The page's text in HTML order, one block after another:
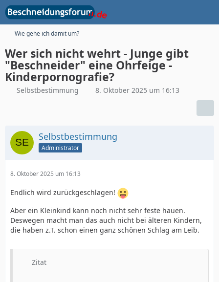
Wie gehe ich damit um?
Wer sich nicht wehrt - Junge gibt
"Beschneider" eine Ohrfeige -
Kinderpornografie?
Selbstbestimmung 8. Oktober 2025 um 16:13
Selbstbestimmung
Administrator
8. Oktober 2025 um 16:13
Endlich wird zurückgeschlagen!
Aber ein Kleinkind kann noch nicht sehr feste hauen.
Deswegen macht man das auch nicht bei älteren Kindern,
die haben z.T. schon einen ganz schönen Schlag am Leib.
Zitat